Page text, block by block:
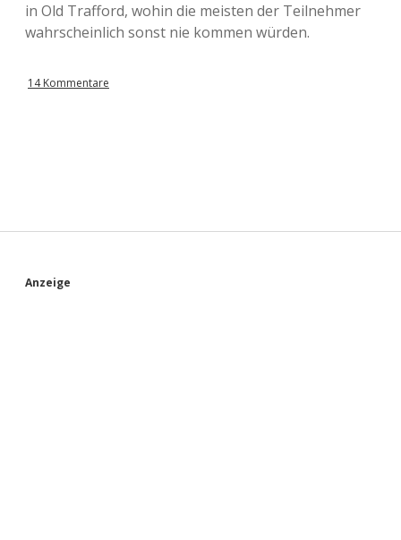
in Old Trafford, wohin die meisten der Teilnehmer
wahrscheinlich sonst nie kommen würden.
14 Kommentare
S
Anzeige